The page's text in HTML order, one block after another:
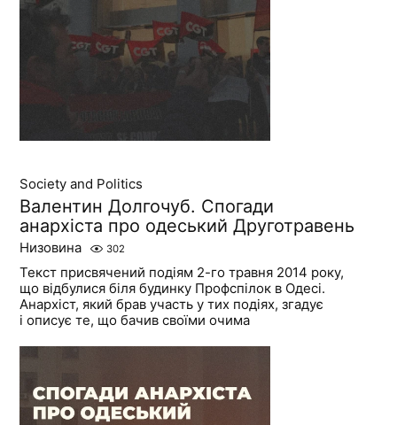
Society and Politics
Валентин Долгочуб. Спогади
анархіста про одеський Друготравень
Низовина 302
Текст присвячений подіям 2-го травня 2014 року,
що відбулися біля будинку Профспілок в Одесі.
Анархіст, який брав участь у тих подіях, згадує
і описує те, що бачив своїми очима